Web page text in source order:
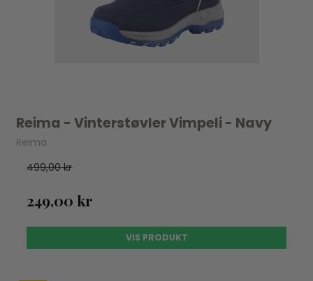
Reima - Vinterstøvler Vimpeli - Navy
Reima
499,00 kr
249,00 kr
VIS PRODUKT